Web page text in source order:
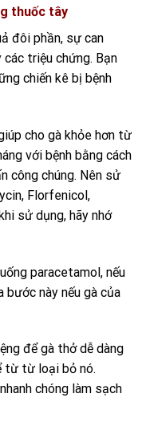
thuốc tây
đôi phần, sự can
triệu chứng. Bạn
chiến kê bị bệnh
cho gà khỏe hơn từ
với bệnh bằng cách
công chúng. Nên sử
Florfenicol,
sử dụng, hãy nhớ
paracetamol, nếu
bước này nếu gà của
để gà thở dễ dàng
từ từ loại bỏ nó.
chóng làm sạch